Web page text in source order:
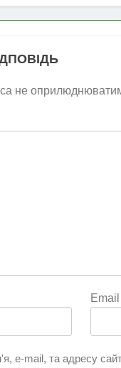
не
Email
e-mail, та адресу